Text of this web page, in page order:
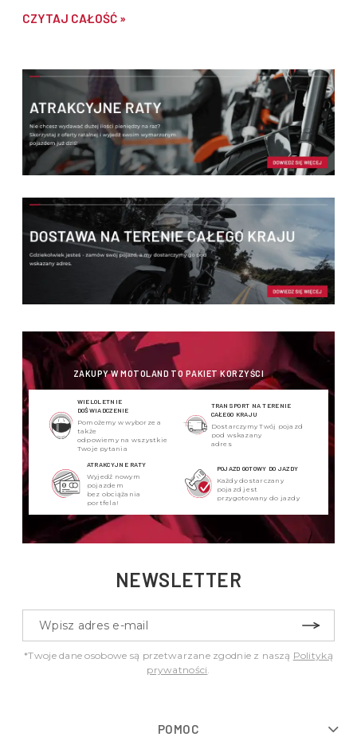
CZYTAJ CAŁOŚĆ »
ZAKUPY W MOTOLAND TO PAKIET KORZYŚCI
WIELOLETNIE
DOŚWIADCZENIE
Pomożemy w wyborze a
także
odpowiemy na wszystkie
Twoje pytania
TRANSPORT NA TERENIE
CAŁEGO KRAJU
Dostarczymy Twój pojazd
pod wskazany
adres
ATRAKCYJNE RATY
Wyjedź nowym
pojazdem
bez obciążania
portfela!
POJAZD GOTOWY DO JAZDY
Każdy dostarczany
pojazd jest
przygotowany do jazdy
NEWSLETTER
*Twoje dane osobowe są przetwarzane zgodnie z naszą Polityką
prywatności
POMOC